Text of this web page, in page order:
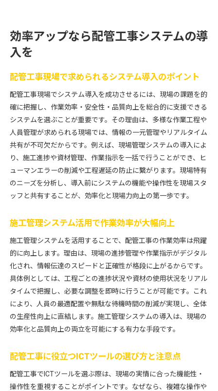
効率アップなら配管工事システムの導
入を
配管工事現場で求められるシステム導入のポイント
配管工事現場でシステム導入を成功させるには、現場の課題を的
確に把握し、作業効率・安全性・品質向上を総合的に支援できる
システムを選ぶことが重要です。その理由は、多様な作業工程や
人員管理が求められる現場では、情報の一元管理やリアルタイム
共有が不可欠だからです。例えば、現場管理システムの導入によ
り、施工進捗や資材管理、作業指示を一括で行うことができ、ヒ
ューマンエラーの削減や工程遅延の防止に繋がります。現場特有
のニーズを分析し、導入前にシステムの機能や操作性を現場スタ
ッフと共有することが、効率化と現場力向上の第一歩です。
施工管理システム活用で作業効率が大幅向上
施工管理システムを活用することで、配管工事の作業効率は飛躍
的に向上します。理由は、現場の進捗管理や作業指示がデジタル
化され、情報伝達のスピードと正確性が格段に上がるからです。
具体例としては、工程ごとの進捗状況や資材の使用状況をリアル
タイムで把握し、必要な調整を即時に行うことが可能です。これ
により、人員の最適配置や無駄な待機時間の削減が実現し、全体
の生産性向上に直結します。施工管理システムの導入は、現場の
効率化と品質向上の両立を可能にする有力な手段です。
配管工事に役立つICTツールの選び方と注意点
配管工事でICTツールを選ぶ際は、現場の実情に合った機能性・
操作性を重視することがポイントです。なぜなら、複雑な操作や